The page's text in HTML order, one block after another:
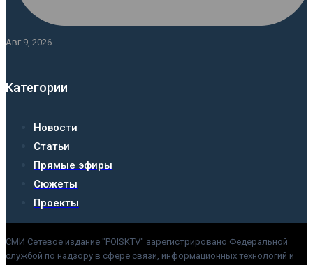
Авг 9, 2026
Категории
Новости
Статьи
Прямые эфиры
Сюжеты
Проекты
СМИ Сетевое издание "POISKTV" зарегистрировано Федеральной
службой по надзору в сфере связи, информационных технологий и